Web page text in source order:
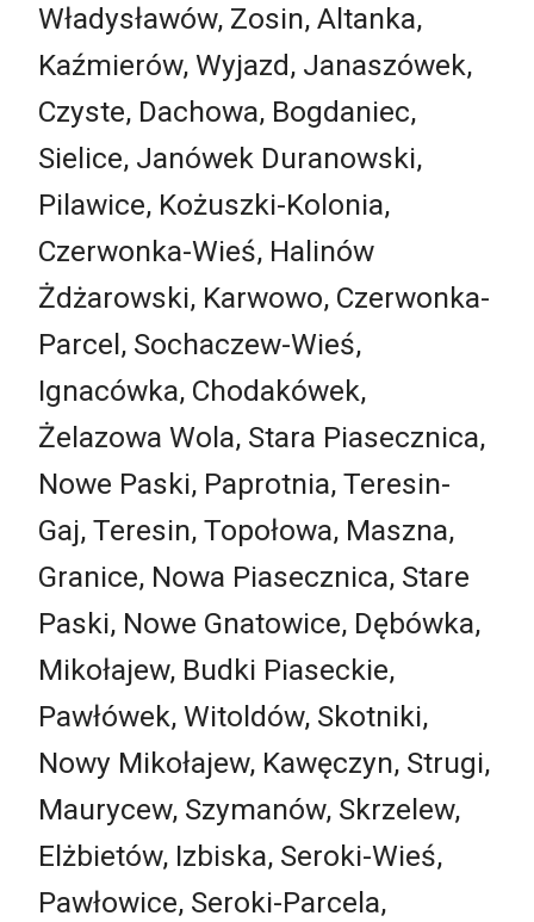
Władysławów, Zosin, Altanka,
Kaźmierów, Wyjazd, Janaszówek,
Czyste, Dachowa, Bogdaniec,
Sielice, Janówek Duranowski,
Pilawice, Kożuszki-Kolonia,
Czerwonka-Wieś, Halinów
Żdżarowski, Karwowo, Czerwonka-
Parcel, Sochaczew-Wieś,
Ignacówka, Chodakówek,
Żelazowa Wola, Stara Piasecznica,
Nowe Paski, Paprotnia, Teresin-
Gaj, Teresin, Topołowa, Maszna,
Granice, Nowa Piasecznica, Stare
Paski, Nowe Gnatowice, Dębówka,
Mikołajew, Budki Piaseckie,
Pawłówek, Witoldów, Skotniki,
Nowy Mikołajew, Kawęczyn, Strugi,
Maurycew, Szymanów, Skrzelew,
Elżbietów, Izbiska, Seroki-Wieś,
Pawłowice, Seroki-Parcela,